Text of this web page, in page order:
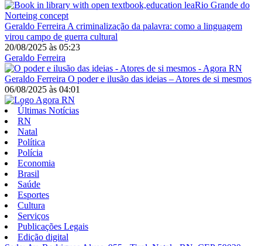
Geraldo Ferreira A criminalização da palavra: como a linguagem
virou campo de guerra cultural
20/08/2025 às 05:23
Geraldo Ferreira
Geraldo Ferreira O poder e ilusão das ideias – Atores de si mesmos
06/08/2025 às 04:01
Últimas Notícias
RN
Natal
Política
Polícia
Economia
Brasil
Saúde
Esportes
Cultura
Serviços
Publicações Legais
Edição digital